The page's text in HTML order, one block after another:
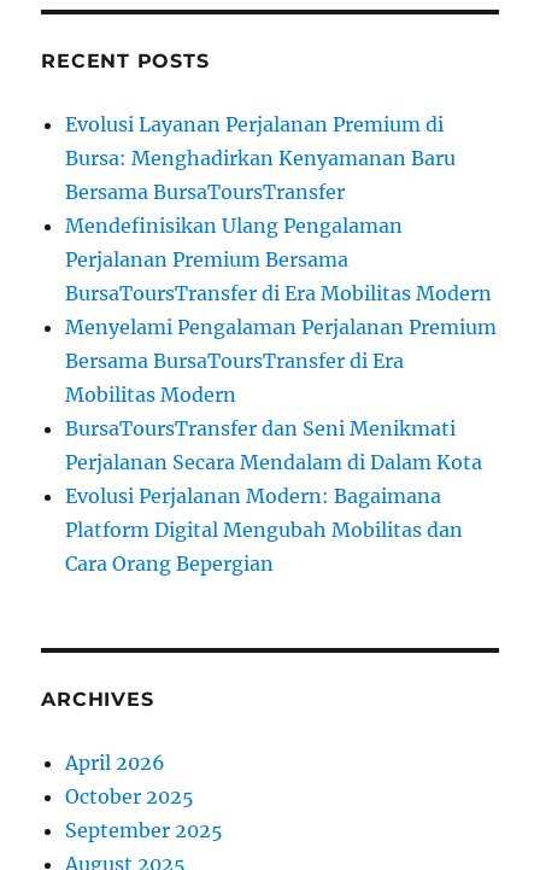
RECENT POSTS
Evolusi Layanan Perjalanan Premium di
Bursa: Menghadirkan Kenyamanan Baru
Bersama BursaToursTransfer
Mendefinisikan Ulang Pengalaman
Perjalanan Premium Bersama
BursaToursTransfer di Era Mobilitas Modern
Menyelami Pengalaman Perjalanan Premium
Bersama BursaToursTransfer di Era
Mobilitas Modern
BursaToursTransfer dan Seni Menikmati
Perjalanan Secara Mendalam di Dalam Kota
Evolusi Perjalanan Modern: Bagaimana
Platform Digital Mengubah Mobilitas dan
Cara Orang Bepergian
ARCHIVES
April 2026
October 2025
September 2025
August 2025